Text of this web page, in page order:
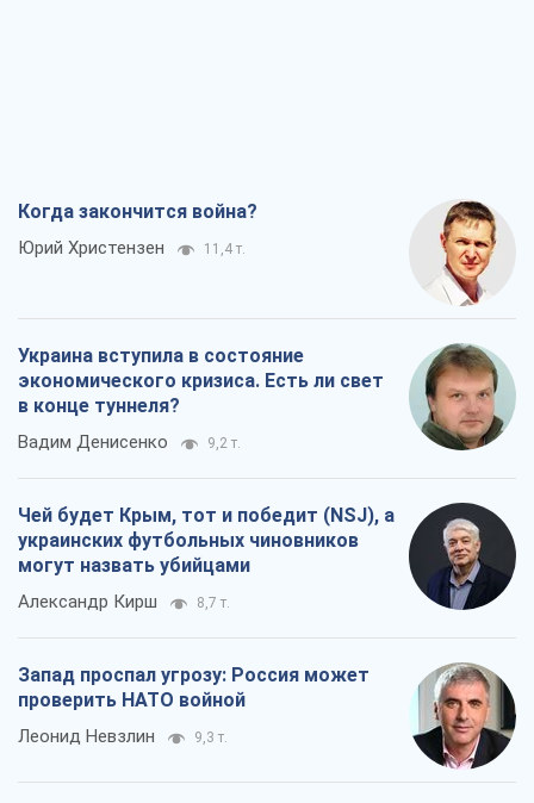
Когда закончится война?
Юрий Христензен 11,4 т.
Украина вступила в состояние
экономического кризиса. Есть ли свет
в конце туннеля?
Вадим Денисенко 9,2 т.
Чей будет Крым, тот и победит (NSJ), а
украинских футбольных чиновников
могут назвать убийцами
Александр Кирш 8,7 т.
Запад проспал угрозу: Россия может
проверить НАТО войной
Леонид Невзлин 9,3 т.